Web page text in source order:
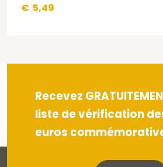
€ 5,49
Recevez
liste de vérification
euros